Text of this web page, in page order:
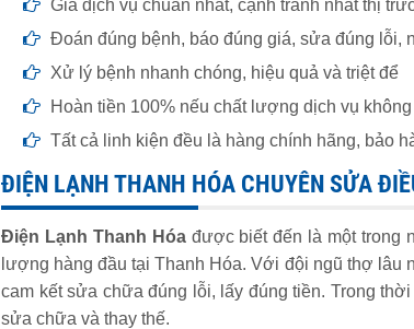
Giá dịch vụ chuẩn nhất, cạnh tranh nhất thị
Đoán đúng bệnh, báo đúng giá, sửa đúng
Xử lý bệnh nhanh chóng, hiệu quả và triệt để
Hoàn tiền 100% nếu chất lượng dịch vụ
Tất cả linh kiện đều là hàng chính hãng, bảo
ĐIỆN LẠNH THANH HÓA CHUYÊN SỬA
Điện Lạnh Thanh Hóađược biết đến là một trong
lượng hàng đầu tại Thanh Hóa. Với đội ngũ thợ lâu
cam kết sửa chữa đúng lỗi, lấy đúng tiền. Trong
sửa chữa và thay thế.